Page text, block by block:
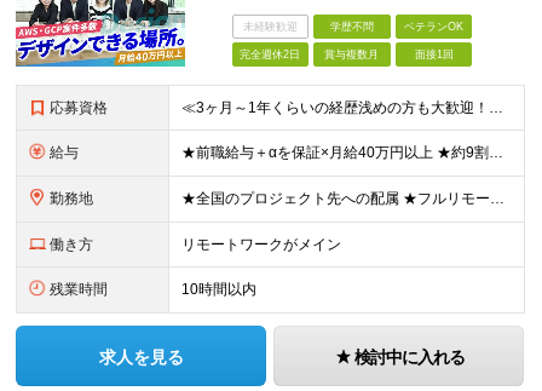
未経験歓迎 学歴不問 ベテランOK
完全週休2日 賞与複数月 面接1回
応募資格 ≪3ヶ月～1年くらいの経歴浅めの方も大歓迎！≫ ★設計・構築から運用・保守まで、フェーズ不問で歓迎します！ ■インフラエンジニアとして何かしらの経験をお持ちの方（工程不問） ■第二新卒・ブランクOK
給与 ★前職給与＋αを保証×月給40万円以上 ★約9割が前職より給与アップを実現 月給40万円以上＋各種手当＋賞与 ＜9割が年収アップを実現＞ 入社されたエンジニアの9割が前職よりも給与アップをしていま
勤務地 ★全国のプロジェクト先への配属 ★フルリモートワーク案件あり ★転勤なし 勤務地はご希望を考慮し、決定します。 「自宅から近い場所が良い」といった要望もお聞かせください！ ＜配属エリア＞ ［東北］
働き方 リモートワークがメイン
残業時間 10時間以内
求人を見る 検討中に入れる